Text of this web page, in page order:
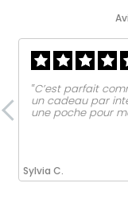
Sylvia C.
‟C’est parfait
un cadeau par
une poche pour